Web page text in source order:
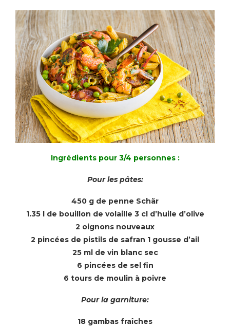
Ingrédients pour 3/4 personnes :
Pour les pâtes:
450 g de penne Schär
1.35 l de bouillon de volaille 3 cl d’huile d’olive
2 oignons nouveaux
2 pincées de pistils de safran 1 gousse d’ail
25 ml de vin blanc sec
6 pincées de sel fin
6 tours de moulin à poivre
Pour la garniture:
18 gambas fraîches